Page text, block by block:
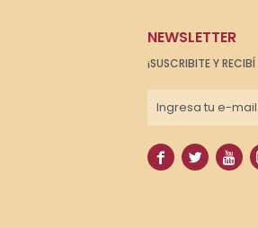
NEWSLETTER
¡SUSCRIBITE Y
  